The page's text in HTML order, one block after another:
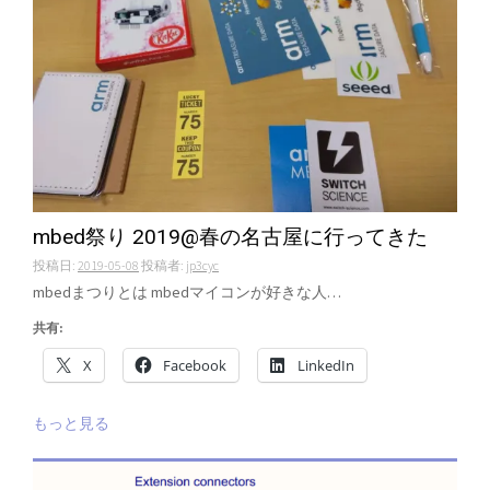
mbed祭り 2019@春の名古屋に行ってきた
投稿日: 2019-05-08 投稿者: jp3cyc
mbedまつりとは mbedマイコンが好きな人…
共有:
X Facebook LinkedIn
もっと見る